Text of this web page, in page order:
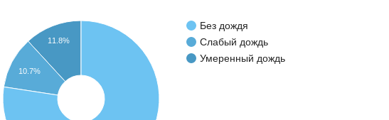
Без дождя
Слабый дождь
Умеренный дождь
11.8%
10.7%